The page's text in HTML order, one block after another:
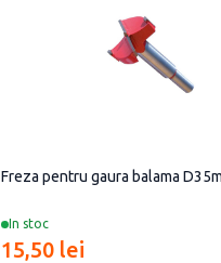
In stoc
Freza pentru gaura balama
15,50 lei